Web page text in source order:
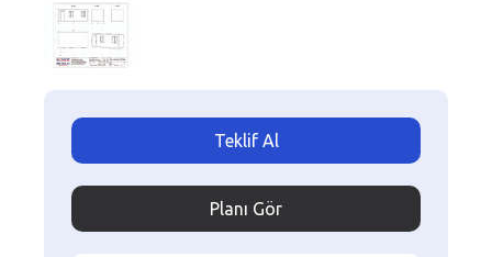
Teklif Al
Planı Gör